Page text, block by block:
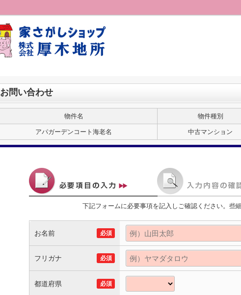
お問い合わせ
物件名 物件種別
アパガーデンコート海老名 中古マンション
下記フォームに必要事項を記入しご確認ください。些
お名前 必須
フリガナ 必須
都道府県 必須